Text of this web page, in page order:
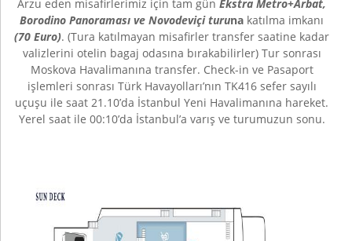
Arzu eden misafirlerimiz için tam gün Ekstra Metro+Arbat,
Borodino Panoraması ve Novodeviçi turuna katılma imkanı
(70 Euro). (Tura katılmayan misafirler transfer saatine kadar
valizlerini otelin bagaj odasına bırakabilirler) Tur sonrası
Moskova Havalimanına transfer. Check-in ve Pasaport
işlemleri sonrası Türk Havayolları’nın TK416 sefer sayılı
uçuşu ile saat 21.10’da İstanbul Yeni Havalimanına hareket.
Yerel saat ile 00:10’da İstanbul’a varış ve turumuzun sonu.